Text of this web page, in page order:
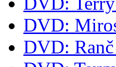
DVD:
DVD: